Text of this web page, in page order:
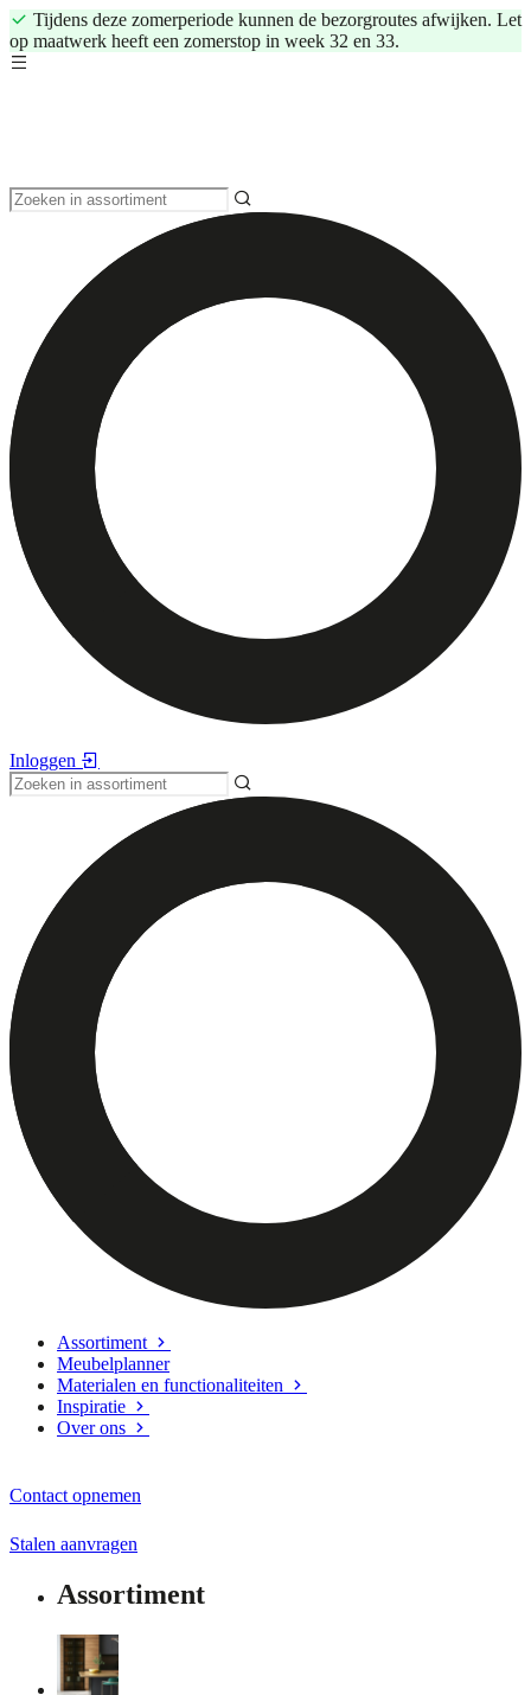
Tijdens deze zomerperiode kunnen de bezorgroutes afwijken. Let
op maatwerk heeft een zomerstop in week 32 en 33.
Inloggen
Assortiment
Meubelplanner
Materialen en functionaliteiten
Inspiratie
Over ons
Contact opnemen
Stalen aanvragen
Assortiment